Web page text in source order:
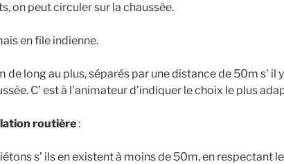
on peut circuler sur la chaussée.
en file indienne.
de long au plus, séparés par une distance de 50m s’ il
C’ est à l’animateur d’indiquer le choix le plus
routière:
s’ ils en existent à moins de 50m, en respectant